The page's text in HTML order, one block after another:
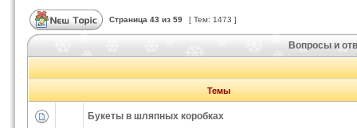
Страница 43 из 59 [ Тем: 1473 ]
Вопросы и
Темы
Букеты в шляпных коробках